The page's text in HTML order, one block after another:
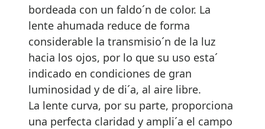
bordeada con un faldo´n de color. La
lente ahumada reduce de forma
considerable la transmisio´n de la luz
hacia los ojos, por lo que su uso esta´
indicado en condiciones de gran
luminosidad y de di´a, al aire libre.
La lente curva, por su parte, proporciona
una perfecta claridad y ampli´a el campo